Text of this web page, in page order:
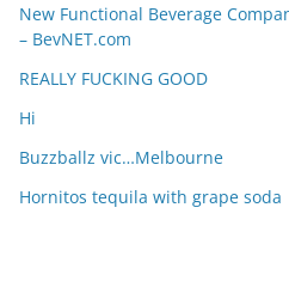
New Functional Beverage
– BevNET.com
REALLY FUCKING GOOD
Hi
Buzzballz vic…Melbourne
Hornitos tequila with grape soda